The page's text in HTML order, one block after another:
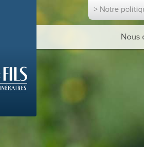
> Notre
Nous